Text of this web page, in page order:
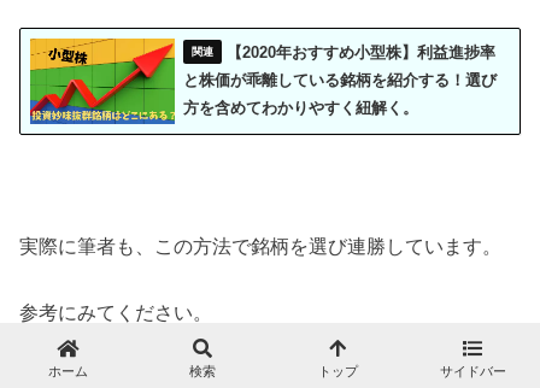
【2020年おすすめ小型株】利益進捗率
と株価が乖離している銘柄を紹介する！選び
方を含めてわかりやすく紐解く。
実際に筆者も、この方法で銘柄を選び連勝しています。
参考にみてください。
ホーム 検索 トップ サイドバー